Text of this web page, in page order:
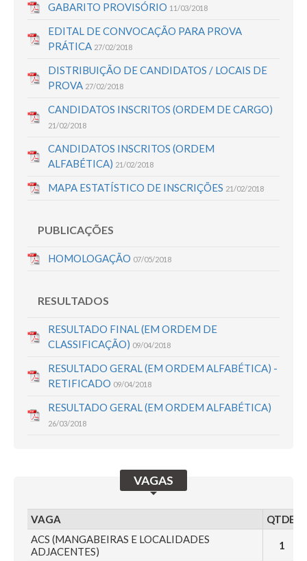
GABARITO PROVISÓRIO 11/03/2018
EDITAL DE CONVOCAÇÃO PARA PROVA
PRÁTICA 27/02/2018
DISTRIBUIÇÃO DE CANDIDATOS / LOCAIS DE
PROVA 27/02/2018
CANDIDATOS INSCRITOS (ORDEM DE CARGO)
21/02/2018
CANDIDATOS INSCRITOS (ORDEM
ALFABÉTICA) 21/02/2018
MAPA ESTATÍSTICO DE INSCRIÇÕES 21/02/2018
PUBLICAÇÕES
HOMOLOGAÇÃO 07/05/2018
RESULTADOS
RESULTADO FINAL (EM ORDEM DE
CLASSIFICAÇÃO) 09/04/2018
RESULTADO GERAL (EM ORDEM ALFABÉTICA) -
RETIFICADO 09/04/2018
RESULTADO GERAL (EM ORDEM ALFABÉTICA)
26/03/2018
VAGAS
VAGA
QTDE.
ACS (MANGABEIRAS E LOCALIDADES
ADJACENTES)
1